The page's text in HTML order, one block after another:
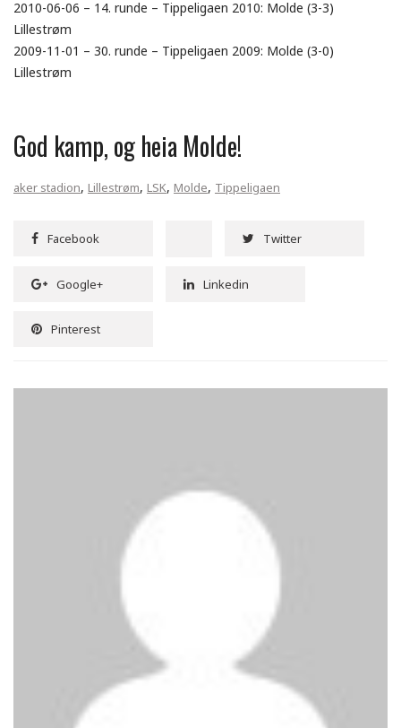
2010-06-06 – 14. runde – Tippeligaen 2010: Molde (3-3)
Lillestrøm
2009-11-01 – 30. runde – Tippeligaen 2009: Molde (3-0)
Lillestrøm
God kamp, og heia Molde!
aker stadion, Lillestrøm, LSK, Molde, Tippeligaen
Facebook Twitter
Google+ Linkedin
Pinterest